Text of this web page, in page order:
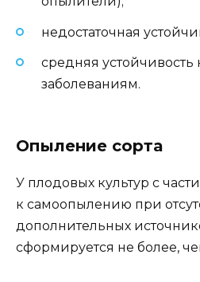
недостаточная
средняя
заболеваниям.
Опыление сорта
У плодовых культур с
к самоопылению при
дополнительных
сформируется не более,